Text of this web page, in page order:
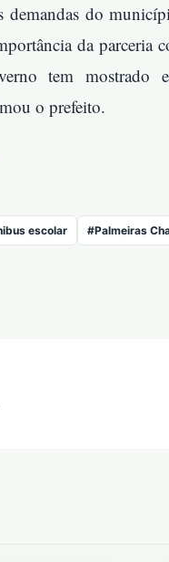
do
da parceria
tem mostrado
o prefeito.
escolar #Palmeiras